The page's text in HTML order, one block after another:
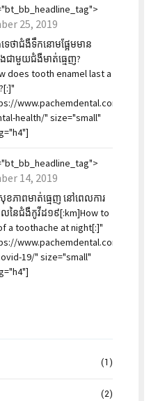
25, 2019
េថាជំងឺទឹកនោមផ្អែមមាន
ជាមួយជំងឺមាត់ធ្មេញ?
does tooth enamel last a
www.pachemdental.com/2019/11/
health/" size="small"
14, 2019
សុខភាពមាត់ធ្មេញ នៅពេលការ
លនៃជំងឺកូវីដ១៩[:km]How to
a toothache at night[:]"
www.pachemdental.com/2019/11/
19/" size="small"
(1)
(2)